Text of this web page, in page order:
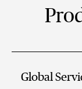
Global